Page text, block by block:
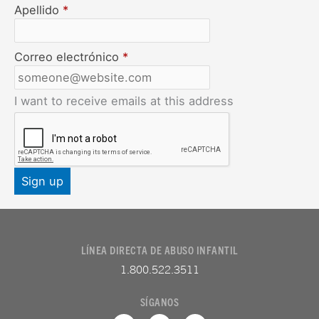
Apellido *
Correo electrónico *
I want to receive emails at this address
LÍNEA DIRECTA DE ABUSO INFANTIL
1.800.522.3511
SÍGANOS